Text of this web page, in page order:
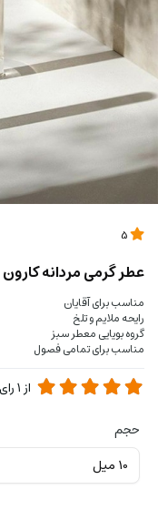
عطر گرمی مردانه کارون
مناسب برای آقایان
رایحه ملایم و تلخ
گروه بویایی معطر سبز
مناسب برای تمامی فصول
از 1رای
حجم